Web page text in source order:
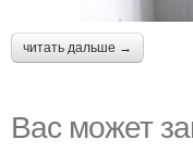
читать дальше →
Вас может